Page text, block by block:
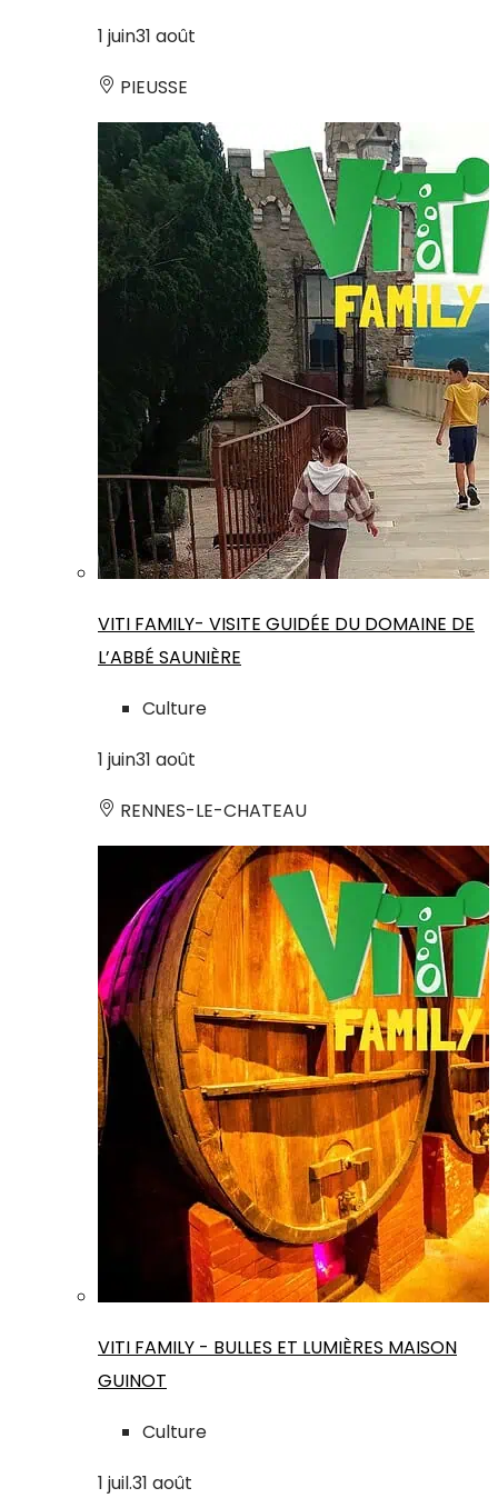
1 juin31 août
PIEUSSE
VITI FAMILY- VISITE GUIDÉE DU DOMAINE DE
L’ABBÉ SAUNIÈRE
Culture
1 juin31 août
RENNES-LE-CHATEAU
VITI FAMILY - BULLES ET LUMIÈRES MAISON
GUINOT
Culture
1 juil.31 août